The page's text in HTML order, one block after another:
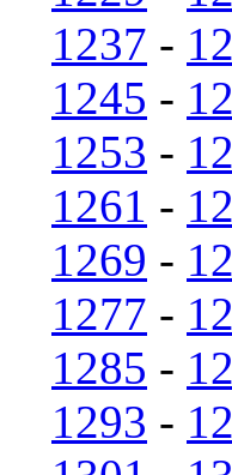
1237 -
1245 -
1253 -
1261 -
1269 -
1277 -
1285 -
1293 -